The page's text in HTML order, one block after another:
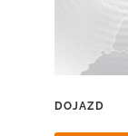
DOJAZD